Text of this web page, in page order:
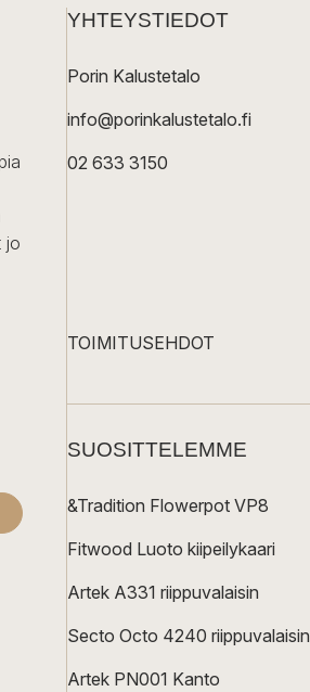
jo
YHTEYSTIEDOT
Porin Kalustetalo
info@porinkalustetalo.fi
02 633 3150
TOIMITUSEHDOT
SUOSITTELEMME
&Tradition Flowerpot VP8
Fitwood Luoto kiipeilykaari
Artek A331 riippuvalaisin
Secto Octo 4240 riippuvalaisin
Artek PN001 Kanto